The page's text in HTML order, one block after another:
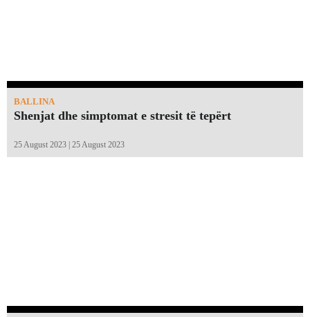
BALLINA
Shenjat dhe simptomat e stresit të tepërt
25 August 2023 | 25 August 2023